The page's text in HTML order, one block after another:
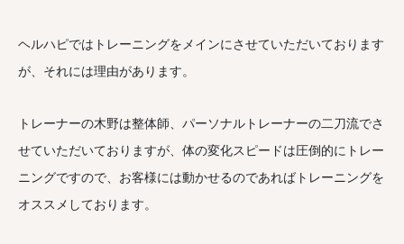
ヘルハピではトレーニングをメインにさせていただいております
が、それには理由があります。
トレーナーの木野は整体師、パーソナルトレーナーの二刀流でさ
せていただいておりますが、体の変化スピードは圧倒的にトレー
ニングですので、お客様には動かせるのであればトレーニングを
オススメしております。